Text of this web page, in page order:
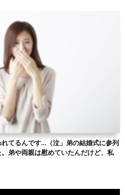
てるんです…（泣」弟の結婚式に参列
弟や両親は慰めていたんだけど、私